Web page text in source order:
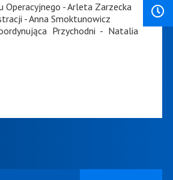
Operacyjnego - Arleta Zarzecka
- Anna Smoktunowicz
Przychodni - Natalia